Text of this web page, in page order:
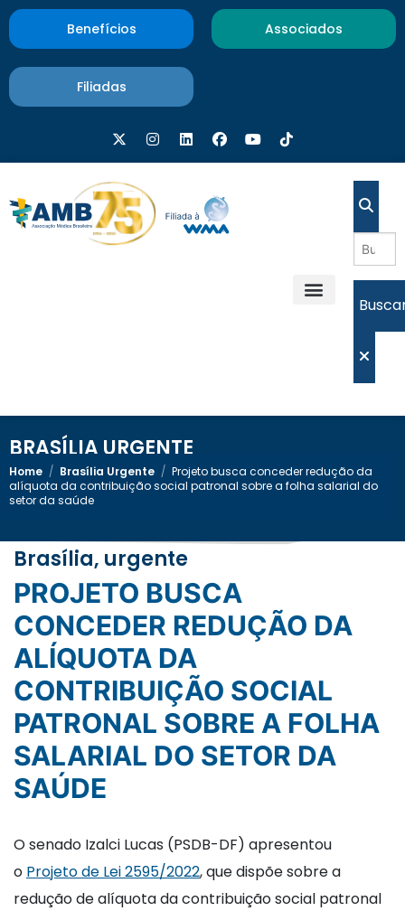
Benefícios Associados
Filiadas
BRASÍLIA URGENTE
Home / Brasília Urgente / Projeto busca conceder redução da
alíquota da contribuição social patronal sobre a folha salarial do
setor da saúde
Brasília, urgente
PROJETO BUSCA
CONCEDER REDUÇÃO DA
ALÍQUOTA DA
CONTRIBUIÇÃO SOCIAL
PATRONAL SOBRE A FOLHA
SALARIAL DO SETOR DA
SAÚDE
O senado Izalci Lucas (PSDB-DF) apresentou
o Projeto de Lei 2595/2022, que dispõe sobre a
redução de alíquota da contribuição social patronal